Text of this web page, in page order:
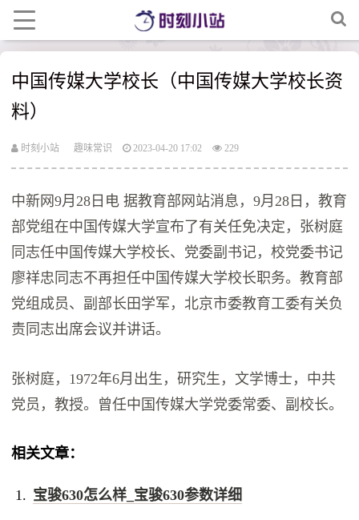
中国传媒大学校长（中国传媒大学校长资
料）
时刻小站 趣味常识 2023-04-20 17:02 229
中新网9月28日电 据教育部网站消息，9月28日，教育
部党组在中国传媒大学宣布了有关任免决定，张树庭
同志任中国传媒大学校长、党委副书记，校党委书记
廖祥忠同志不再担任中国传媒大学校长职务。教育部
党组成员、副部长田学军，北京市委教育工委有关负
责同志出席会议并讲话。
张树庭，1972年6月出生，研究生，文学博士，中共
党员，教授。曾任中国传媒大学党委常委、副校长。
相关文章：
宝骏630怎么样_宝骏630参数详细